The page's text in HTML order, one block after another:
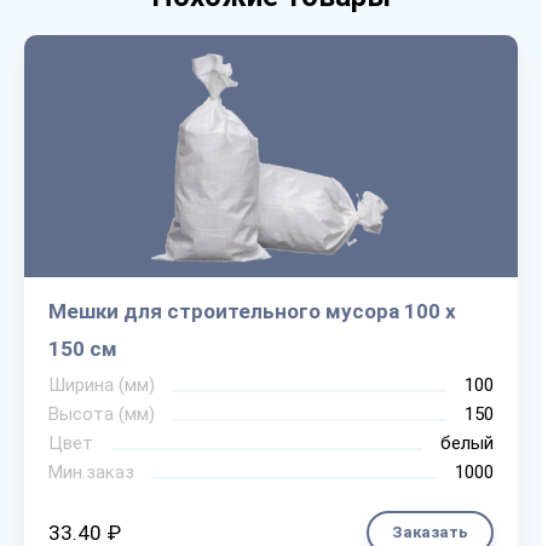
Мешки для строительного мусора 100 х
150 см
Ширина (мм)
100
Высота (мм)
150
Цвет
белый
Мин.заказ
1000
33.40 ₽ Заказать